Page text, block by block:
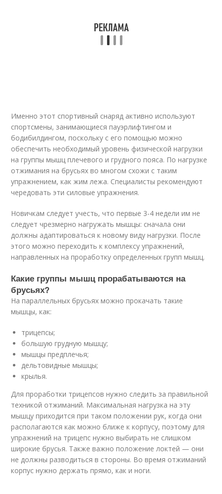
Именно этот спортивный снаряд активно используют
спортсмены, занимающиеся пауэрлифтингом и
бодибилдингом, поскольку с его помощью можно
обеспечить необходимый уровень физической нагрузки
на группы мышц плечевого и грудного пояса. По нагрузке
отжимания на брусьях во многом схожи с таким
упражнением, как жим лежа. Специалисты рекомендуют
чередовать эти силовые упражнения.
Новичкам следует учесть, что первые 3-4 недели им не
следует чрезмерно нагружать мышцы: сначала они
должны адаптироваться к новому виду нагрузки. После
этого можно переходить к комплексу упражнений,
направленных на проработку определенных групп мышц.
Какие группы мышц прорабатываются на
брусьях?
На параллельных брусьях можно прокачать такие
мышцы, как:
трицепсы;
большую грудную мышцу;
мышцы предплечья;
дельтовидные мышцы;
крылья.
Для проработки трицепсов нужно следить за правильной
техникой отжиманий. Максимальная нагрузка на эту
мышцу приходится при таком положении рук, когда они
располагаются как можно ближе к корпусу, поэтому для
упражнений на трицепс нужно выбирать не слишком
широкие брусья. Также важно положение локтей — они
не должны разводиться в стороны. Во время отжиманий
корпус нужно держать прямо, как и ноги.